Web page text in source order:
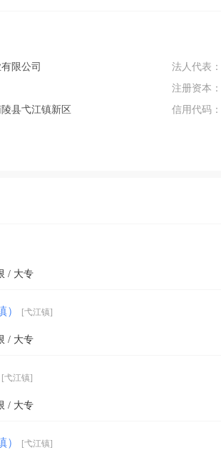
限公司
县弋江镇新区
法人代表：
注册资本：
信用代码：
/ 大专
） [弋江镇]
/ 大专
[弋江镇]
/ 大专
） [弋江镇]